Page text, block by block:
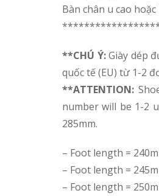
Bàn chân u cao
**CHÚ Ý:Giày dép
quốc tế (EU) từ 1-2
**ATTENTION:
number will be 1-2
285mm.
– Foot length =
– Foot length =
– Foot length =